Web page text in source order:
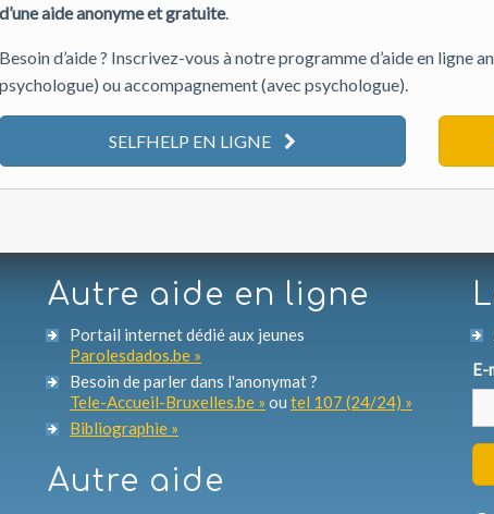
aide anonyme et gratuite.
d’aide ? Inscrivez-vous à notre programme d’aide en ligne
ou accompagnement (avec psychologue).
SELFHELP EN LIGNE
Autre aide en ligne
Portail internet dédié aux jeunes
Parolesdados.be »
Besoin de parler dans l'anonymat ?
Tele-Accueil-Bruxelles.be » ou tel 107 (24/24) »
Bibliographie »
Autre aide
E-